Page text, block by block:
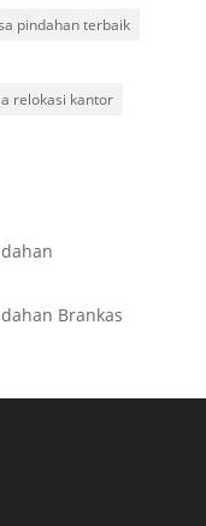
pindahan terbaik
relokasi kantor
Brankas